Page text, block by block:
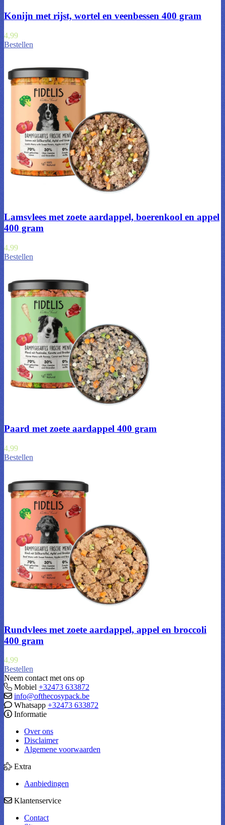
Konijn met rijst, wortel en veenbessen 400 gram
4,99
Bestellen
Lamsvlees met zoete aardappel, boerenkool en appel
400 gram
4,99
Bestellen
Paard met zoete aardappel 400 gram
4,99
Bestellen
Rundvlees met zoete aardappel, appel en broccoli
400 gram
4,99
Bestellen
Neem contact met ons op
Mobiel +32473 633872
info@ofthecosypack.be
Whatsapp +32473 633872
Informatie
Over ons
Disclaimer
Algemene voorwaarden
Extra
Aanbiedingen
Klantenservice
Contact